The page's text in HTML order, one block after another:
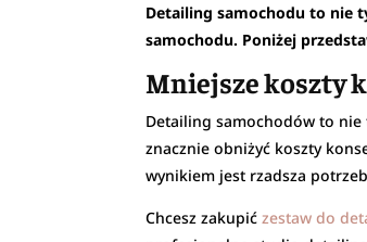
Detailing samochodu to nie
samochodu. Poniżej
Mniejsze koszty
Detailing samochodów to nie
znacznie obniżyć koszty
wynikiem jest rzadsza
Chcesz zakupić zestaw do